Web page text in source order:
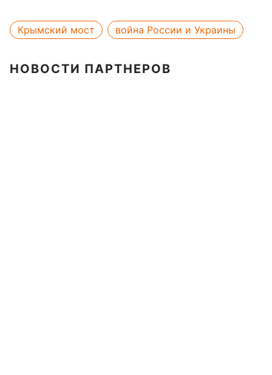
Крымский мост война России и Украины
НОВОСТИ ПАРТНЕРОВ